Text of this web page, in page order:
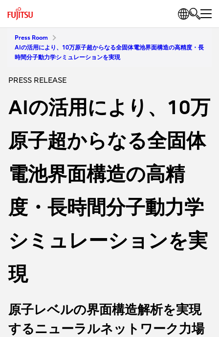
Press Room
AIの活用により、10万原子超からなる全固体電池界面構造の高精度・長
時間分子動力学シミュレーションを実現
PRESS RELEASE
AIの活用により、10万
原子超からなる全固体
電池界面構造の高精
度・長時間分子動力学
シミュレーションを実
現
原子レベルの界面構造解析を実現
するニューラルネットワーク力場